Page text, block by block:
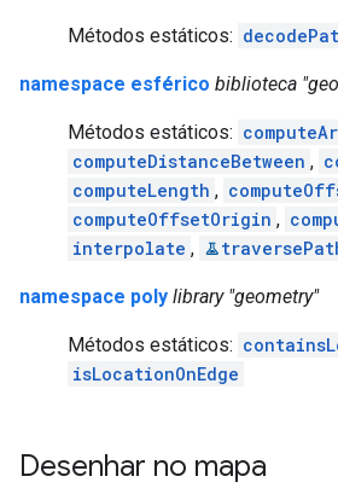
Métodos estáticos:
namespace esférico biblioteca
Métodos estáticos:
computeDistanceBetween ,
computeLength ,
computeOffsetOrigin ,
interpolate ,
namespace poly library "geometry"
Métodos estáticos:
isLocationOnEdge
Desenhar no mapa